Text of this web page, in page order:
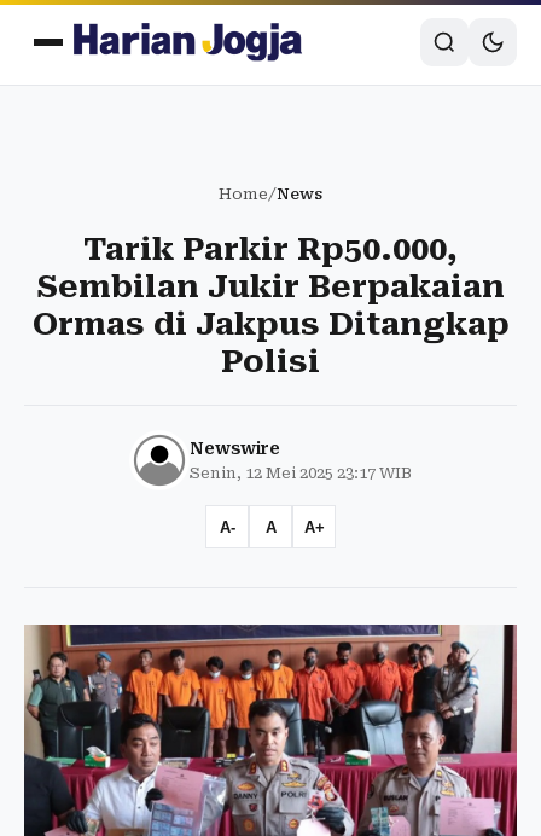
Home/News
Tarik Parkir Rp50.000,
Sembilan Jukir Berpakaian
Ormas di Jakpus Ditangkap
Polisi
Newswire
Senin, 12 Mei 2025 23:17 WIB
A- A A+